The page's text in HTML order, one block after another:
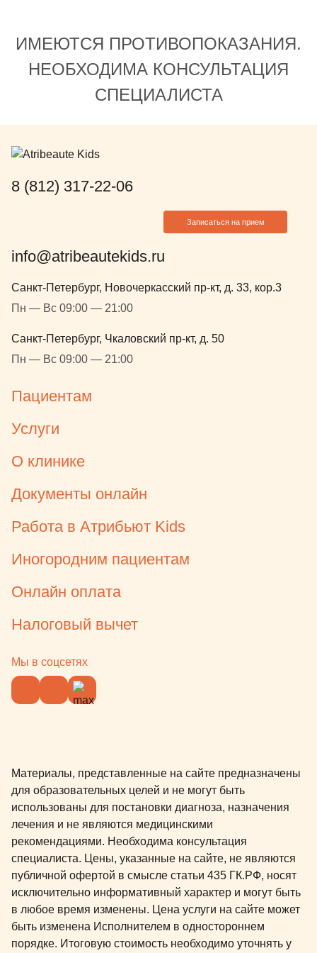
ИМЕЮТСЯ ПРОТИВОПОКАЗАНИЯ.
НЕОБХОДИМА КОНСУЛЬТАЦИЯ
СПЕЦИАЛИСТА
8 (812) 317-22-06
Записаться на прием
info@atribeautekids.ru
Санкт-Петербург, Новочеркасский пр-кт, д. 33, кор.3
Пн — Вс 09:00 — 21:00
Санкт-Петербург, Чкаловский пр-кт, д. 50
Пн — Вс 09:00 — 21:00
Пациентам
Услуги
О клинике
Документы онлайн
Работа в Атрибьют Kids
Иногородним пациентам
Онлайн оплата
Налоговый вычет
Мы в соцсетях
Материалы, представленные на сайте предназначены
для образовательных целей и не могут быть
использованы для постановки диагноза, назначения
лечения и не являются медицинскими
рекомендациями. Необходима консультация
специалиста. Цены, указанные на сайте, не являются
публичной офертой в смысле статьи 435 ГК.РФ, носят
исключительно информативный характер и могут быть
в любое время изменены. Цена услуги на сайте может
быть изменена Исполнителем в одностороннем
порядке. Итоговую стоимость необходимо уточнять у